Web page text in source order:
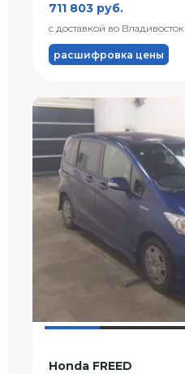
711 803 руб.
с доставкой во Владивосток
расшифровка цены
Honda FREED